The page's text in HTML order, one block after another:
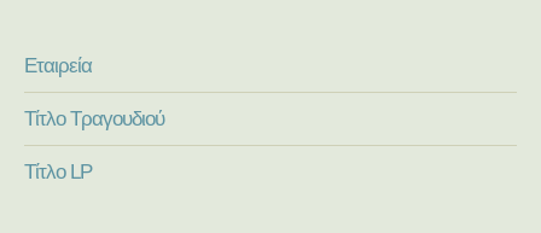
Εταιρεία
Τίτλο Τραγουδιού
Τίτλο LP